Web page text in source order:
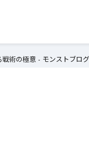
術の極意 - モンストブログ